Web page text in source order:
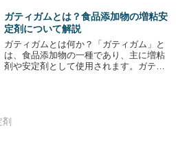
アルギン酸は、水に溶ける性質があり、
水と混ぜることでゲル状にな...
ガティガムとは？食品添加物の増粘安
定剤について解説
ガティガムとは何か？「ガティガム」と
は、食品添加物の一種であり、主に増粘
剤や安定剤として使用されます。ガティ
剤